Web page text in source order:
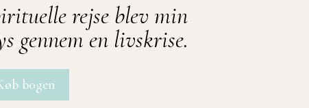
rejse blev min
gennem en livskrise.
bogen